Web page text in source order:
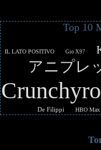
Top 10
IL LATO POSITIVO Gio X97
アニプレ
De Filippi
HBO Max